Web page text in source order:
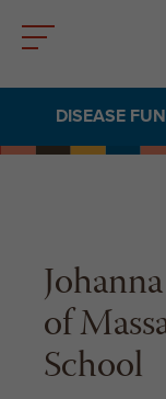
DISEASE
of
School